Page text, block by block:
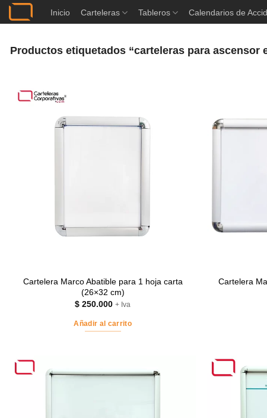
Saltar
al
Inicio Carteleras Tableros Calendarios de
Productos etiquetados “carteleras para ascensor
Cartelera Marco Abatible para 1 hoja carta
(26×32 cm)
$ 250.000 + Iva
Añadir al carrito
Cartelera